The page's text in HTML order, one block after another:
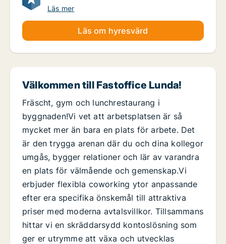
Läs mer
Läs om hyresvärd
Välkommen till Fastoffice Lunda!
Fräscht, gym och lunchrestaurang i
byggnaden!Vi vet att arbetsplatsen är så
mycket mer än bara en plats för arbete. Det
är den trygga arenan där du och dina kollegor
umgås, bygger relationer och lär av varandra
en plats för välmående och gemenskap.Vi
erbjuder flexibla coworking ytor anpassande
efter era specifika önskemål till attraktiva
priser med moderna avtalsvillkor. Tillsammans
hittar vi en skräddarsydd kontoslösning som
ger er utrymme att växa och utvecklas